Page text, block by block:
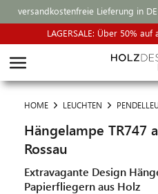
versandkostenfreie Lieferung in DE
LAGERSALE: Über 50%
HOME LEUCHTEN
Hängelampe TR747
Rossau
Extravagante Design
Papierfliegern aus Holz